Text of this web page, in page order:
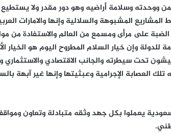
وسلامة أراضيه وهو دور مقدر ولا يستطيع
المشبوهة والسلالية وإنها والامارات
على مرأى ومسمع من العالم والاستفادة من
للدولة وإن خيار السلام المطروح اليوم هو
تحت سيطرته والجانب الاقتصادي والاستثماري
العصابة الإجرامية وعبثيتها وإنها غير آبهة
يعملوا بكل جهد وثقه متبادلة وتعاون